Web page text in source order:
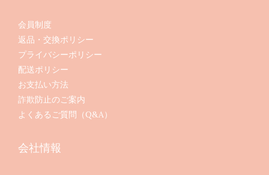
会員制度
返品・交換ポリシー
プライバシーポリシー
配送ポリシー
お支払い方法
詐欺防止のご案内
よくあるご質問（Q&A）
会社情報